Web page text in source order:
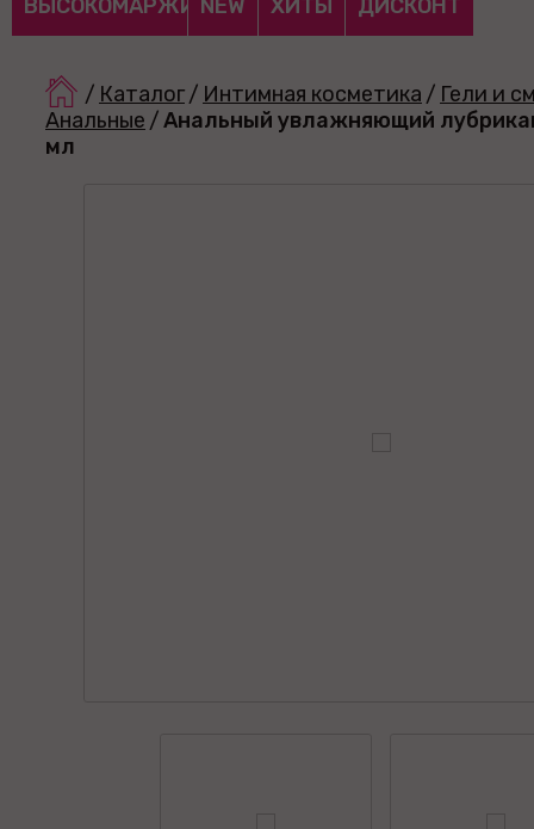
ВЫСОКОМАРЖИНАЛЬНЫЕ
NEW ХИТЫ ДИСКОНТ
/ Каталог/ Интимная косметика / Гели и
Анальные /Анальный увлажняющий
мл